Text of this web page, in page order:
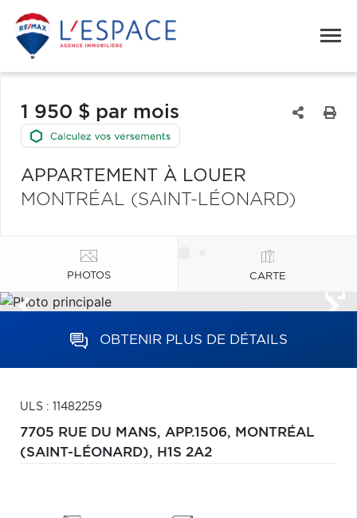
1 950 $ par mois
APPARTEMENT À LOUER
MONTRÉAL (SAINT-LÉONARD)
PHOTOS CARTE
OBTENIR PLUS DE DÉTAILS
ULS : 11482259
7705 RUE DU MANS, APP.1506, MONTRÉAL
(SAINT-LÉONARD), H1S 2A2